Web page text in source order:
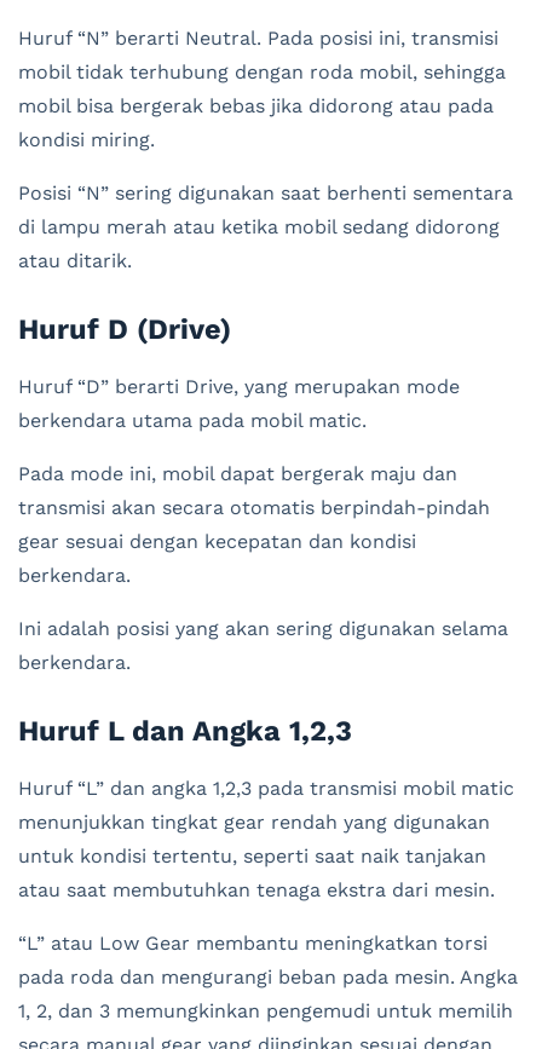
Huruf “N” berarti Neutral. Pada posisi ini, transmisi
mobil tidak terhubung dengan roda mobil, sehingga
mobil bisa bergerak bebas jika didorong atau pada
kondisi miring.
Posisi “N” sering digunakan saat berhenti sementara
di lampu merah atau ketika mobil sedang didorong
atau ditarik.
Huruf D (Drive)
Huruf “D” berarti Drive, yang merupakan mode
berkendara utama pada mobil matic.
Pada mode ini, mobil dapat bergerak maju dan
transmisi akan secara otomatis berpindah-pindah
gear sesuai dengan kecepatan dan kondisi
berkendara.
Ini adalah posisi yang akan sering digunakan selama
berkendara.
Huruf L dan Angka 1,2,3
Huruf “L” dan angka 1,2,3 pada transmisi mobil matic
menunjukkan tingkat gear rendah yang digunakan
untuk kondisi tertentu, seperti saat naik tanjakan
atau saat membutuhkan tenaga ekstra dari mesin.
“L” atau Low Gear membantu meningkatkan torsi
pada roda dan mengurangi beban pada mesin. Angka
1, 2, dan 3 memungkinkan pengemudi untuk memilih